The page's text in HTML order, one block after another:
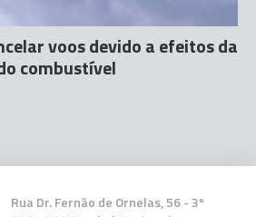
voos devido a efeitos da
combustível
Rua Dr. Fernão de Ornelas, 56 - 3º